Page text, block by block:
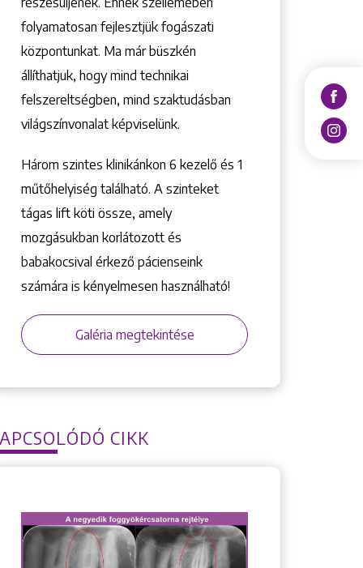
folyamatosan fejlesztjük fogászati
központunkat. Ma már büszkén
állíthatjuk, hogy mind technikai
felszereltségben, mind szaktudásban
világszínvonalat képviselünk.
Három szintes klinikánkon 6 kezelő ­és 1
műtőhelyiség található. A szinteket
tágas lift köti össze, amely
mozgásukban korlátozott és
babakocsival érkező pácienseink
számára is kényelmesen használható!
Galéria megtekintése
CIKK